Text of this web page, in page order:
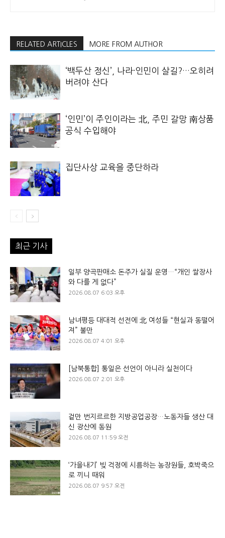
RELATED ARTICLES MORE FROM AUTHOR
‘백두산 정신’, 나라·인민이 살길?…오히려
버려야 산다
‘인민’이 주인이라는 北, 주민 갈망 南상품
공식 수입해야
집단사상 교육을 중단하라
최근 기사
일부 양곡판매소 돈주가 실질 운영…“개인 쌀장사
와 다를 게 없다”
2026.08.07 6:03 오후
남녀평등 대대적 선전에 北 여성들 “현실과 동떨어
져” 불만
2026.08.07 4:01 오후
[남북통합] 통일은 선언이 아니라 실천이다
2026.08.07 2:01 오후
겉만 번지르르한 지방공업공장…노동자들 생산 대
신 광산에 동원
2026.08.07 11:59 오전
‘가을내기’ 빚 걱정에 시름하는 농장원들, 호박죽으
로 끼니 때워
2026.08.07 9:57 오전